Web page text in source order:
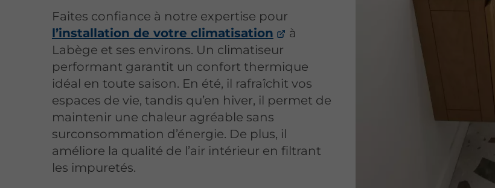
Faites confiance à notre expertise pour
l’installation de votre climatisation
à
Labège et ses environs. Un climatiseur
performant garantit un confort thermique
idéal en toute saison. En été, il rafraîchit vos
espaces de vie, tandis qu’en hiver, il permet de
maintenir une chaleur agréable sans
surconsommation d’énergie. De plus, il
améliore la qualité de l’air intérieur en filtrant
les impuretés.